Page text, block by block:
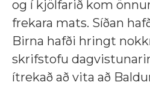
og í kjölfarið kom
frekara mats. Síðan
Birna hafði hringt
skrifstofu
ítrekað að vita að